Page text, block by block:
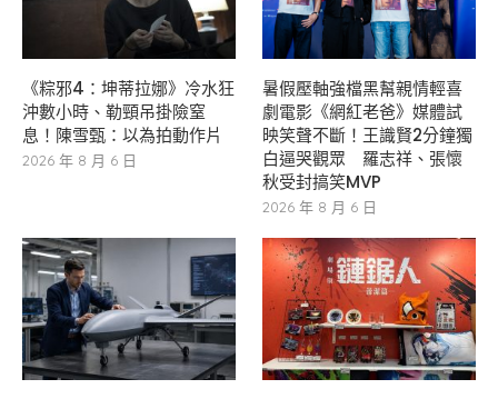
《粽邪4：坤蒂拉娜》冷水狂
沖數小時、勒頸吊掛險窒
息！陳雪甄：以為拍動作片
2026 年 8 月 6 日
暑假壓軸強檔黑幫親情輕喜
劇電影《網紅老爸》媒體試
映笑聲不斷！王識賢2分鐘獨
白逼哭觀眾 羅志祥、張懷
秋受封搞笑MVP
2026 年 8 月 6 日